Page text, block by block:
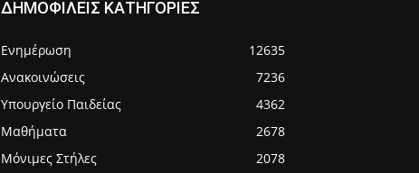
ΔΗΜΟΦΙΛΕΙΣ ΚΑΤΗΓΟΡΙΕΣ
Ενημέρωση
12635
Ανακοινώσεις
7236
Υπουργείο Παιδείας
4362
Μαθήματα
2678
Μόνιμες Στήλες
2078